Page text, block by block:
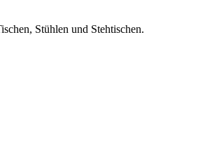
Stühlen und Stehtischen.